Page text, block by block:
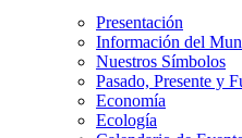
Presentación
Información del
Nuestros Símbolos
Pasado, Presente y
Economía
Ecología